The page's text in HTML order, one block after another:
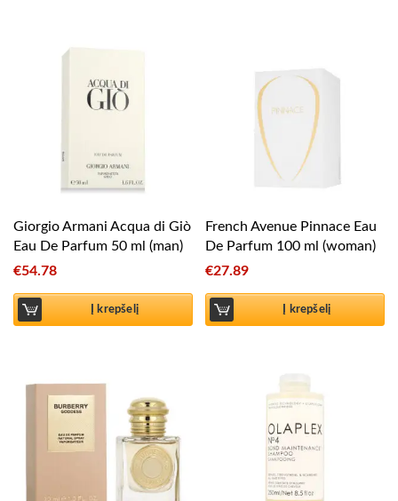
Giorgio Armani Acqua di Giò
Eau De Parfum 50 ml (man)
€54.78
Į krepšelį
French Avenue Pinnace Eau
De Parfum 100 ml (woman)
€27.89
Į krepšelį